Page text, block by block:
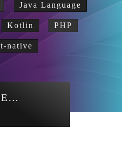
Java Language
Kotlin PHP
native